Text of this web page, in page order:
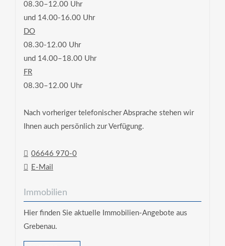
08.30–12.00 Uhr
und 14.00-16.00 Uhr
DO
08.30-12.00 Uhr
und 14.00–18.00 Uhr
FR
08.30–12.00 Uhr
Nach vorheriger telefonischer Absprache stehen wir
Ihnen auch persönlich zur Verfügung.
06646 970-0
E-Mail
Immobilien
Hier finden Sie aktuelle Immobilien-Angebote aus
Grebenau.